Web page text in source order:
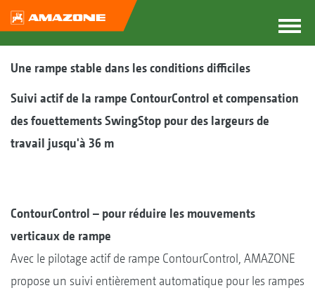
Une rampe stable dans les conditions difficiles
Suivi actif de la rampe ContourControl et compensation
des fouettements SwingStop pour des largeurs de
travail jusqu'à 36 m
ContourControl – pour réduire les mouvements
verticaux de rampe
Avec le pilotage actif de rampe ContourControl, AMAZONE
propose un suivi entièrement automatique pour les rampes